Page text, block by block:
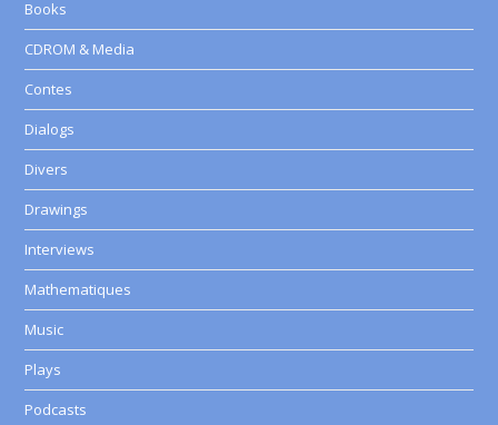
Books
CDROM & Media
Contes
Dialogs
Divers
Drawings
Interviews
Mathematiques
Music
Plays
Podcasts